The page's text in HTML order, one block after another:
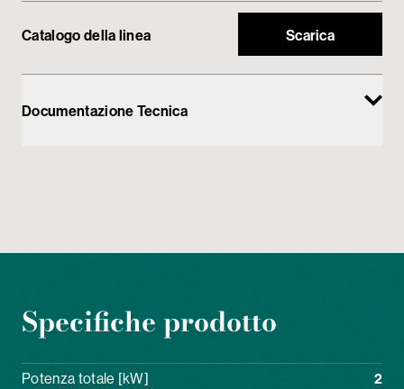
Catalogo della linea Scarica
Documentazione Tecnica
Specifiche prodotto
Potenza totale [kW] 2